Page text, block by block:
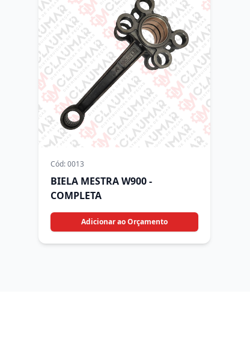
Cód:0013
BIELA MESTRA W900 -
COMPLETA
Adicionar ao Orçamento